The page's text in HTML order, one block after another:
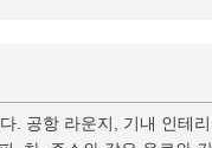
. 공항 라운지, 기내 인테